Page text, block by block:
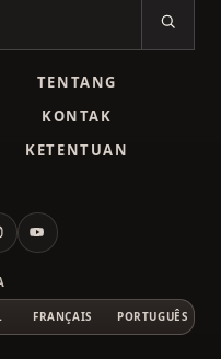
TENTANG
KONTAK
KETENTUAN
YouTube
FRANÇAIS PORTUGUÊS